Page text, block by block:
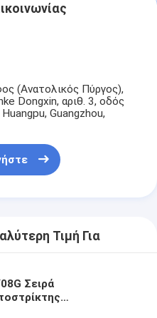
(Ανατολικός Πύργος),
Dongxin, αριθ. 3, οδός
Guangzhou,
Τιμή Για
Σειρά